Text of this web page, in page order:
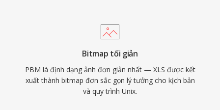
Bitmap tối giản
PBM là định dạng ảnh đơn giản nhất — XLS được kết
xuất thành bitmap đơn sắc gọn lý tưởng cho kịch bản
và quy trình Unix.